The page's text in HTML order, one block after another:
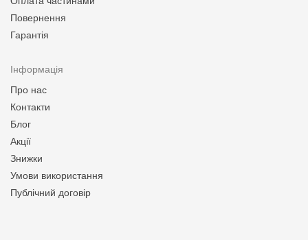
Повернення
Гарантія
Інформація
Про нас
Контакти
Блог
Акції
Знижки
Умови використання
Публічний договір